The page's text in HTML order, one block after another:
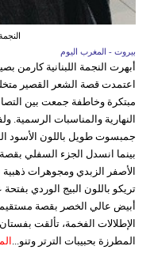
بيروت - المغرب اليوم
أبهرت النجمة اللبنانية
اعتمدت قصة الشعر القصير
مبتكرة وخاطفة جمعت بين
النهارية والمناسبات الرسمية.
جمبسوت طويل باللون الأسود
بينما انسدل الجزء السفلي
الأصفر الزبدي ومجوهرات
تريكو باللون البيج الوردي
أبيض عالي الخصر بقصة
الإطلالات الفخمة، تألقت
المطرزة بحبيبات الترتر وتنو...